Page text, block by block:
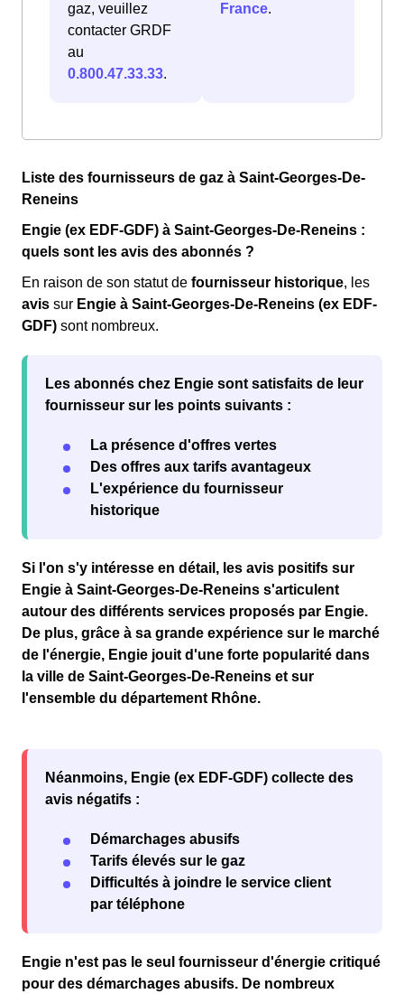
gaz, veuillez
contacter GRDF
au
0.800.47.33.33.
France.
Liste des fournisseurs de gaz à Saint-Georges-De-
Reneins
Engie (ex EDF-GDF) à Saint-Georges-De-Reneins :
quels sont les avis des abonnés ?
En raison de son statut de fournisseur historique, les
avis sur Engie à Saint-Georges-De-Reneins (ex EDF-
GDF) sont nombreux.
Les abonnés chez Engie sont satisfaits de leur
fournisseur sur les points suivants :
La présence d'offres vertes
Des offres aux tarifs avantageux
L'expérience du fournisseur
historique
Si l'on s'y intéresse en détail, les avis positifs sur
Engie à Saint-Georges-De-Reneins s'articulent
autour des différents services proposés par Engie.
De plus, grâce à sa grande expérience sur le marché
de l'énergie, Engie jouit d'une forte popularité dans
la ville de Saint-Georges-De-Reneins et sur
l'ensemble du département Rhône.
Néanmoins, Engie (ex EDF-GDF) collecte des
avis négatifs :
Démarchages abusifs
Tarifs élevés sur le gaz
Difficultés à joindre le service client
par téléphone
Engie n'est pas le seul fournisseur d'énergie critiqué
pour des démarchages abusifs. De nombreux